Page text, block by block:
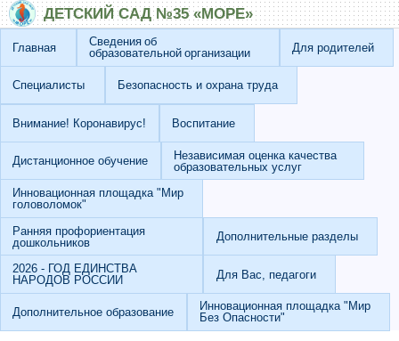
Перейти к основному содержанию
Skip to searchДЕТСКИЙ САД №35 «МОРЕ»
Главная
Сведения об
образовательной организации
Для родителей
Специалисты Безопасность и охрана труда
Внимание! Коронавирус! Воспитание
Дистанционное обучение
Независимая оценка качества
образовательных услуг
Инновационная площадка "Мир
головоломок"
Ранняя профориентация
дошкольников
Дополнительные разделы
2026 - ГОД ЕДИНСТВА
НАРОДОВ РОССИИ
Для Вас, педагоги
Дополнительное образование
Инновационная площадка "Мир
Без Опасности"